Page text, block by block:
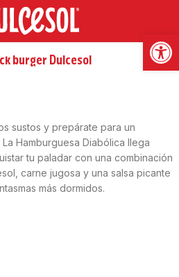
burger Dulcesol
sustos y prepárate para un
Hamburguesa Diabólica llega
tu paladar con una combinación
carne jugosa y una salsa picante
más dormidos.